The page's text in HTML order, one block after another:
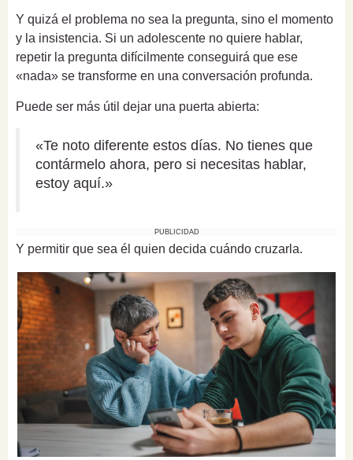
Y quizá el problema no sea la pregunta, sino el momento
y la insistencia. Si un adolescente no quiere hablar,
repetir la pregunta difícilmente conseguirá que ese
«nada» se transforme en una conversación profunda.
Puede ser más útil dejar una puerta abierta:
«Te noto diferente estos días. No tienes que
contármelo ahora, pero si necesitas hablar,
estoy aquí.»
PUBLICIDAD
Y permitir que sea él quien decida cuándo cruzarla.